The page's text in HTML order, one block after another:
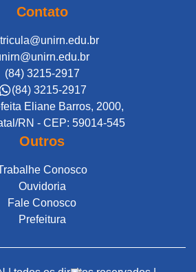
Contato
(84) 3215-2917
(84) 3215-2917
Eliane Barros, 2000,
RN - CEP: 59014-545
Outros
Conosco
Ouvidoria
Fale Conosco
Prefeitura